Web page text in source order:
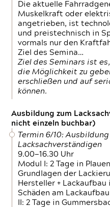
Die aktuelle
Muskelkraft oder
angetrieben, ist
und preistechnisch in
vormals nur den
Ziel des Semina…
Ziel des Seminars ist
die Möglichkeit zu
erschließen und auf
können.
Ausbildung zum
nicht einzeln buchbar)
Termin 6/10: Ausbildung
Lacksachverständigen
9.00—16.30 Uhr
Modul I: 2 Tage in
Grundlagen der
Hersteller + Lackaufbau
Schäden am
II: 2 Tage in